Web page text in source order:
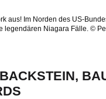
aus! Im Norden des US-
legendären Niagara Fälle. ©